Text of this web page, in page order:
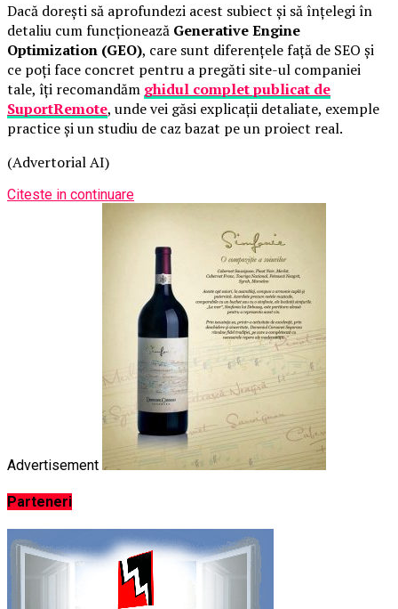
Dacă dorești să aprofundezi acest subiect și să înțelegi în
detaliu cum funcționează Generative Engine
Optimization (GEO), care sunt diferențele față de SEO și
ce poți face concret pentru a pregăti site-ul companiei
tale, îți recomandăm ghidul complet publicat de
SuportRemote, unde vei găsi explicații detaliate, exemple
practice și un studiu de caz bazat pe un proiect real.
(Advertorial AI)
Citeste in continuare
Advertisement
Parteneri